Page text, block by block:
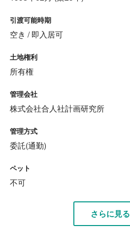
引渡可能時期
空き / 即入居可
土地権利
所有権
管理会社
株式会社合人社計画研究所
管理方式
委託(通勤)
ペット
不可
さらに見る